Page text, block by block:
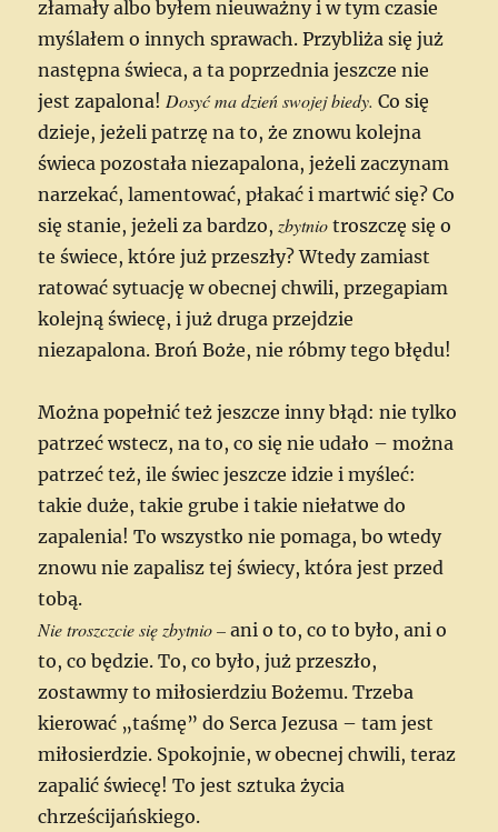
złamały albo byłem nieuważny i w tym czasie
myślałem o innych sprawach. Przybliża się już
następna świeca, a ta poprzednia jeszcze nie
jest zapalona! Dosyć ma dzień swojej biedy.Co się
dzieje, jeżeli patrzę na to, że znowu kolejna
świeca pozostała niezapalona, jeżeli zaczynam
narzekać, lamentować, płakać i martwić się? Co
się stanie, jeżeli za bardzo, zbytnio troszczę się o
te świece, które już przeszły? Wtedy zamiast
ratować sytuację w obecnej chwili, przegapiam
kolejną świecę, i już druga przejdzie
niezapalona. Broń Boże, nie róbmy tego błędu!
Można popełnić też jeszcze inny błąd: nie tylko
patrzeć wstecz, na to, co się nie udało – można
patrzeć też, ile świec jeszcze idzie i myśleć:
takie duże, takie grube i takie niełatwe do
zapalenia! To wszystko nie pomaga, bo wtedy
znowu nie zapalisz tej świecy, która jest przed
tobą.
Nie troszczcie się zbytnio –ani o to, co to było, ani o
to, co będzie. To, co było, już przeszło,
zostawmy to miłosierdziu Bożemu. Trzeba
kierować „taśmę” do Serca Jezusa – tam jest
miłosierdzie. Spokojnie, w obecnej chwili, teraz
zapalić świecę! To jest sztuka życia
chrześcijańskiego.